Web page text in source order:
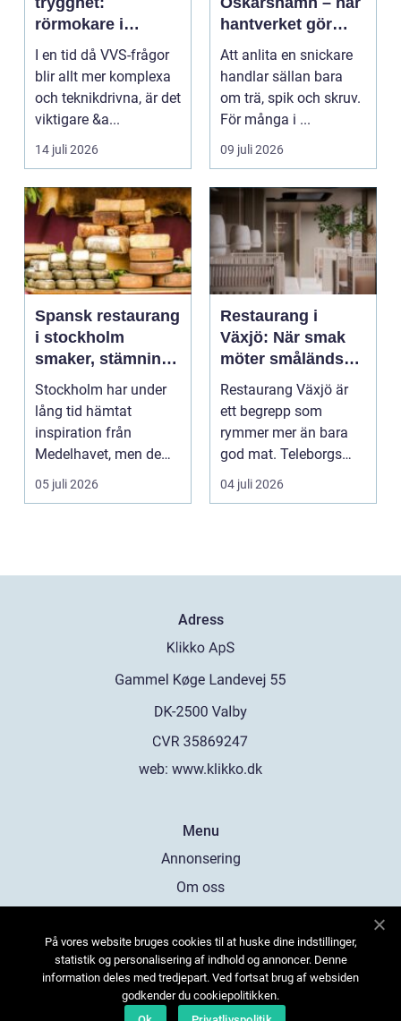
rörmokare i
jämtland
I en tid då VVS-frågor
blir allt mer komplexa
och teknikdrivna, är det
viktigare &a...
14 juli 2026
hantverket gör
skillnad i vardagen
Att anlita en snickare
handlar sällan bara
om trä, spik och skruv.
För många i ...
09 juli 2026
Spansk restaurang
i stockholm
smaker, stämning
och smarta val
Stockholm har under
lång tid hämtat
inspiration från
Medelhavet, men de
senaste åren har
spanska res...
05 juli 2026
Restaurang i
Växjö: När smak
möter småländsk
sjöutsikt
Restaurang Växjö är
ett begrepp som
rymmer mer än bara
god mat. Teleborgs
slott ...
04 juli 2026
Adress
web: www.klikko.dk
Menu
Annonsering
Om oss
Kontakta oss
Sitemap
På vores website bruges cookies til at huske dine indstillinger,
statistik og personalisering af indhold og annoncer. Denne
information deles med tredjepart. Ved fortsat brug af websiden
godkender du cookiepolitikken.